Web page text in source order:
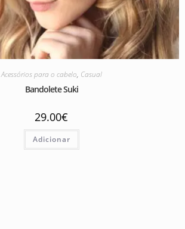
Acessórios para o cabelo, Casual
Bandolete Suki
29.00€
Adicionar